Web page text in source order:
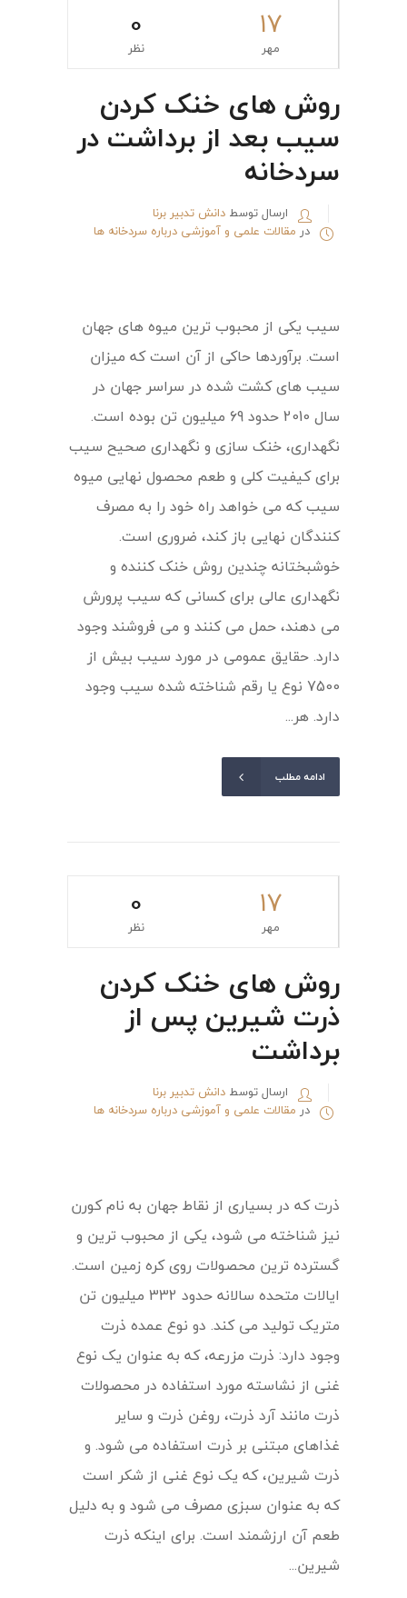
۱۷
مهر
0
نظر
روش های خنک کردن
سیب بعد از برداشت در
سردخانه
ارسال توسط دانش تدبیر برنا
در مقالات علمی و آموزشی درباره سردخانه ها
سیب یکی از محبوب ترین میوه های جهان
است. برآوردها حاکی از آن است که میزان
سیب های کشت شده در سراسر جهان در
سال 2010 حدود 69 میلیون تن بوده است.
نگهداری، خنک سازی و نگهداری صحیح سیب
برای کیفیت کلی و طعم محصول نهایی میوه
سیب که می خواهد راه خود را به مصرف
کنندگان نهایی باز کند، ضروری است.
خوشبختانه چندین روش خنک کننده و
نگهداری عالی برای کسانی که سیب پرورش
می دهند، حمل می کنند و می فروشند وجود
دارد. حقایق عمومی در مورد سیب بیش از
7500 نوع یا رقم شناخته شده سیب وجود
دارد. هر...
ادامه مطلب
۱۷
مهر
0
نظر
روش های خنک کردن
ذرت شیرین پس از
برداشت
ارسال توسط دانش تدبیر برنا
در مقالات علمی و آموزشی درباره سردخانه ها
ذرت که در بسیاری از نقاط جهان به نام کورن
نیز شناخته می شود، یکی از محبوب ترین و
گسترده ترین محصولات روی کره زمین است.
ایالات متحده سالانه حدود 332 میلیون تن
متریک تولید می کند. دو نوع عمده ذرت
وجود دارد: ذرت مزرعه، که به عنوان یک نوع
غنی از نشاسته مورد استفاده در محصولات
ذرت مانند آرد ذرت، روغن ذرت و سایر
غذاهای مبتنی بر ذرت استفاده می شود. و
ذرت شیرین، که یک نوع غنی از شکر است
که به عنوان سبزی مصرف می شود و به دلیل
طعم آن ارزشمند است. برای اینکه ذرت
شیرین...